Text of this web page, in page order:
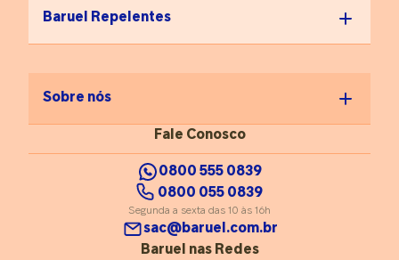
distribuição adequada do
dos pés e tornozelos
estabilidade; Consulte um
especialmente se sentir
dores recorrentes ou
alterações na forma como
Baruel Repelentes
Sobre nós
Fale Conosco
0800 555 0839
0800 055 0839
Segunda a sexta das 10 às 16h
sac@baruel.com.br
Baruel nas Redes